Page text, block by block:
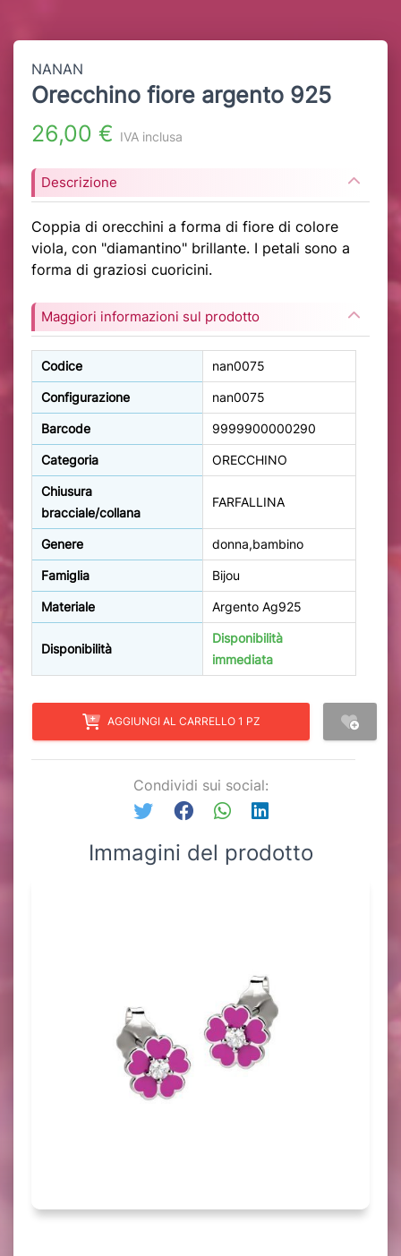
NANAN
Orecchino fiore argento 925
26,00 € IVA inclusa
Descrizione
Coppia di orecchini a forma di fiore di colore
viola, con "diamantino" brillante. I petali sono a
forma di graziosi cuoricini.
Maggiori informazioni sul prodotto
Codice nan0075
Configurazione nan0075
Barcode 9999900000290
Categoria ORECCHINO
Chiusura
bracciale/collana
FARFALLINA
Genere donna,bambino
Famiglia Bijou
Materiale Argento Ag925
Disponibilità
Disponibilità
immediata
AGGIUNGI AL CARRELLO 1 PZ
Condividi sui social:
Immagini del prodotto